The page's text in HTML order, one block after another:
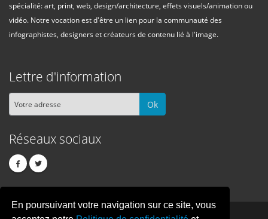
En poursuivant votre navigation sur ce site, vous
spécialité: art, print, web, design/architecture, effets visuels/animation ou
vidéo. Notre vocation est d'être un lien pour la communauté des
infographistes, designers et créateurs de contenu lié à l'image.
Lettre d'information
Ok
Réseaux sociaux